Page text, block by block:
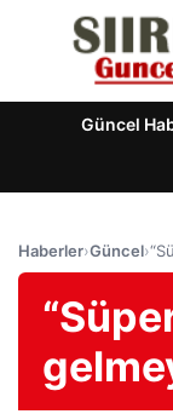
Güncel
Haberler›Güncel›